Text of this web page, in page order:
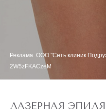
Реклама. ООО "Сеть клиник
2W5zFKACzeM
ЛАЗЕРНАЯ